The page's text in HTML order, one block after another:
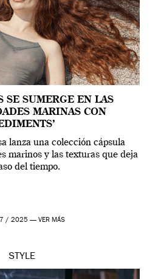
SE SUMERGE EN LAS
MARINAS CON
lanza una colección cápsula
marinos y las texturas que deja
del tiempo.
/ 2025 — VER MÁS
STYLE